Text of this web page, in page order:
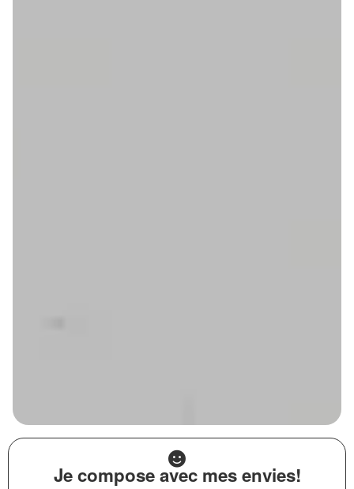
Je compose avec mes envies!